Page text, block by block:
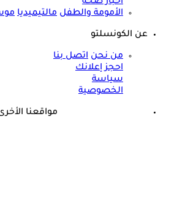
أخبار صحة
الأمومة والطفل مالتيميديا
عن الكونسلتو
من نحن اتصل بنا
احجز إعلانك
سياسة
الخصوصية
مواقعنا